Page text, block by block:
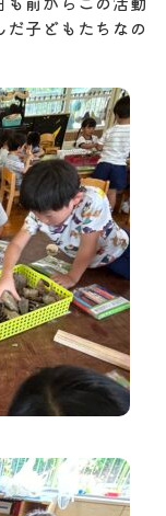
子どもたちなの